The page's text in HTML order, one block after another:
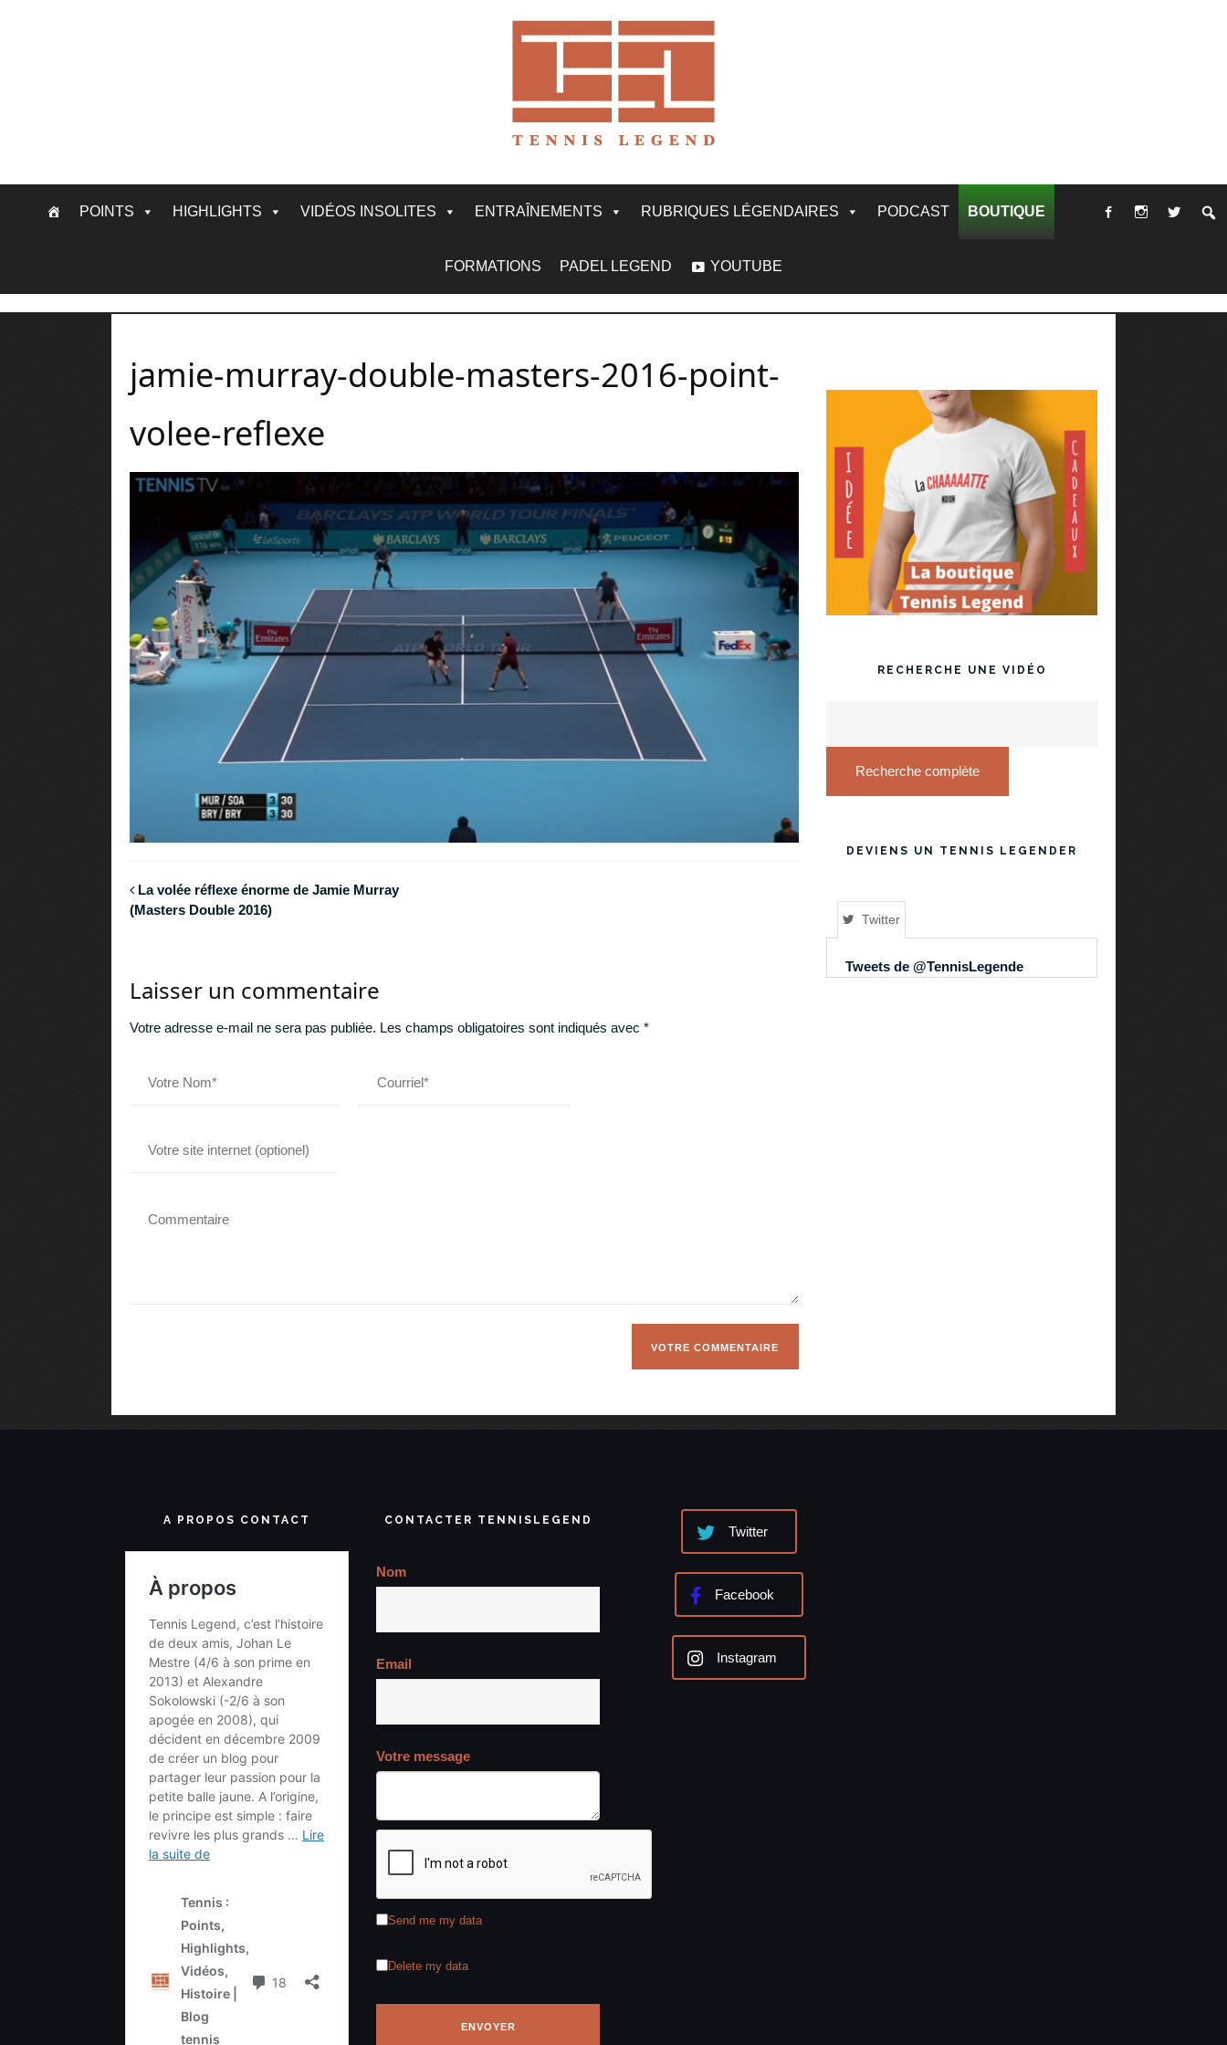
POINTS HIGHLIGHTS VIDÉOS INSOLITES ENTRAÎNEMENTS RUBRIQUES LÉGENDAIRES PODCAST BOUTIQUE
FORMATIONS PADEL LEGEND YOUTUBE
jamie-murray-double-masters-2016-point-
volee-reflexe
La volée réflexe énorme de Jamie Murray
(Masters Double 2016)
Laisser un commentaire
Votre adresse e-mail ne sera pas publiée. Les champs obligatoires sont indiqués avec *
RECHERCHE UNE VIDÉO
Recherche complète
DEVIENS UN TENNIS LEGENDER
Twitter
Tweets de @TennisLegende
A PROPOS CONTACT CONTACTER TENNISLEGEND
Nom
Email
Votre message
Send me my data
Delete my data
Twitter
Facebook
Instagram